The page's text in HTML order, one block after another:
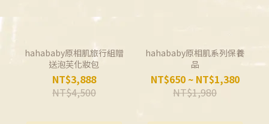
hahababy原相肌旅行組贈
送泡芙化妝包
NT$3,888
NT$4,500
hahababy原相肌系列保養
品
NT$650 ~ NT$1,380
NT$1,980